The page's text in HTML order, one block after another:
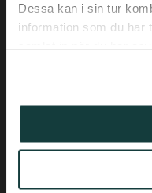
Dessa kan i sin tur
information som du har
Tfn +358-(0) 50 337
Biskopsgatan 17, Åbo